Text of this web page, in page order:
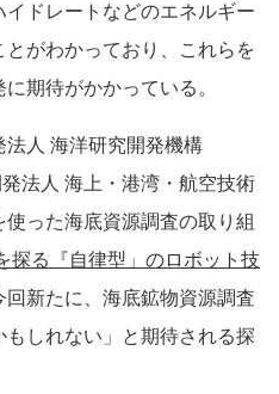
ドレートなどのエネルギー
がわかっており、これらを
期待がかかっている。
人 海洋研究開発機構
法人 海上・港湾・航空技術
った海底資源調査の取り組
探る『自律型 」 のロボット技
回新たに、海底鉱物資源調査
しれない」と期待される探